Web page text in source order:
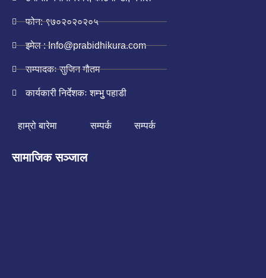
फोन: ९७०२०२०२०५
इमेल : Info@prabidhikura.com
सम्पादकः सुजिन गौतम
कार्यकारी निर्देशकः शम्भुु पहाडी
हाम्रो बारेमा सम्पर्क सम्पर्क
सामाजिक सञ्जाल